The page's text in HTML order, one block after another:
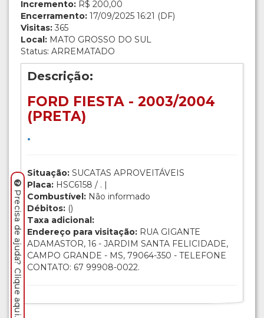
Incremento: R$ 200,00
Encerramento: 17/09/2025 16:21 (DF)
Visitas: 365
Local: MATO GROSSO DO SUL
Status: ARREMATADO
Descrição:
FORD FIESTA - 2003/2004
(PRETA)
.
Situação: SUCATAS APROVEITÁVEIS
Placa: HSC6158 / . |
Combustível: Não informado
Débitos: ()
Taxa adicional:
Endereço para visitação: RUA GIGANTE
ADAMASTOR, 16 - JARDIM SANTA FELICIDADE,
CAMPO GRANDE - MS, 79064-350 - TELEFONE
CONTATO: 67 99908-0022.
Precisa de ajuda? Clique aqui.